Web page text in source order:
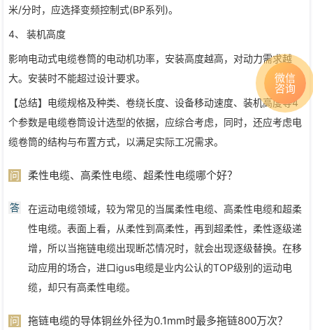
米/分时，应选择变频控制式(BP系列)。
4、 装机高度
影响电动式电缆卷筒的电动机功率，安装高度越高，对动力需求越
大。安装时不能超过设计要求。
【总结】电缆规格及种类、卷绕长度、设备移动速度、装机高度等4
个参数是电缆卷筒设计选型的依据，应综合考虑，同时，还应考虑电
缆卷筒的结构与布置方式，以满足实际工况需求。
问 柔性电缆、高柔性电缆、超柔性电缆哪个好？
答
在运动电缆领域，较为常见的当属柔性电缆、高柔性电缆和超柔
性电缆。表面上看，从柔性到高柔性，再到超柔性，柔性逐级递
增，所以当拖链电缆出现断芯情况时，就会出现逐级替换。在移
动应用的场合，进口igus电缆是业内公认的TOP级别的运动电
缆，却只有高柔性电缆。
问 拖链电缆的导体铜丝外径为0.1mm时最多拖链800万次？
微信
咨询